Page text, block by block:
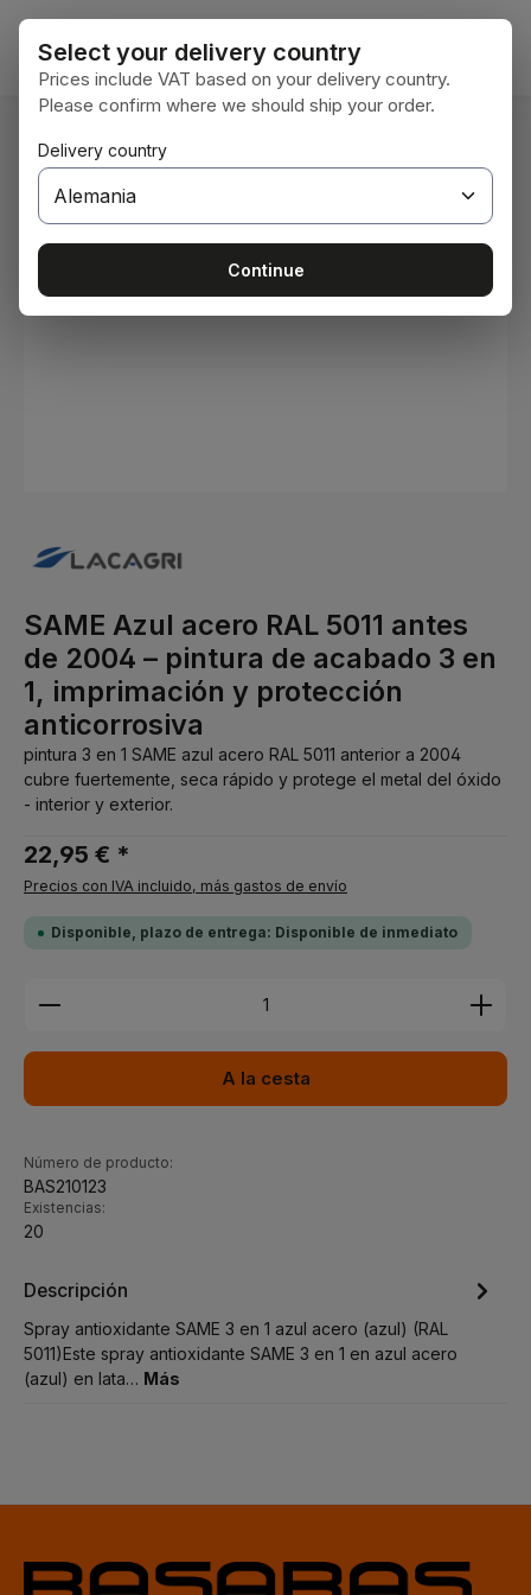
Saltar al contenido principal
Estás aquí: Inicio
SAME Azul acero RAL 5011 antes
de 2004 – pintura de acabado 3 en
1, imprimación y protección
anticorrosiva
pintura 3 en 1 SAME azul acero RAL 5011 anterior a 2004
cubre fuertemente, seca rápido y protege el metal del óxido
- interior y exterior.
22,95 € *
Precios con IVA incluido, más gastos de envío
Disponible, plazo de entrega: Disponible de inmediato
Cantidad del producto: introduce la cantidad
A la cesta
Número de producto:
BAS210123
Existencias:
20
Descripción
Spray antioxidante SAME 3 en 1 azul acero (azul) (RAL
5011)Este spray antioxidante SAME 3 en 1 en azul acero
(azul) en lata… Más
Select your delivery country
Prices include VAT based on your delivery country.
Please confirm where we should ship your order.
Delivery country
Continue